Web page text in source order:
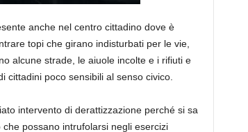
anche nel centro cittadino dove è
topi che girano indisturbati per le vie,
alcune strade, le aiuole incolte e i rifiuti e
cittadini poco sensibili al senso civico.
intervento di derattizzazione perché si sa
possano intrufolarsi negli esercizi